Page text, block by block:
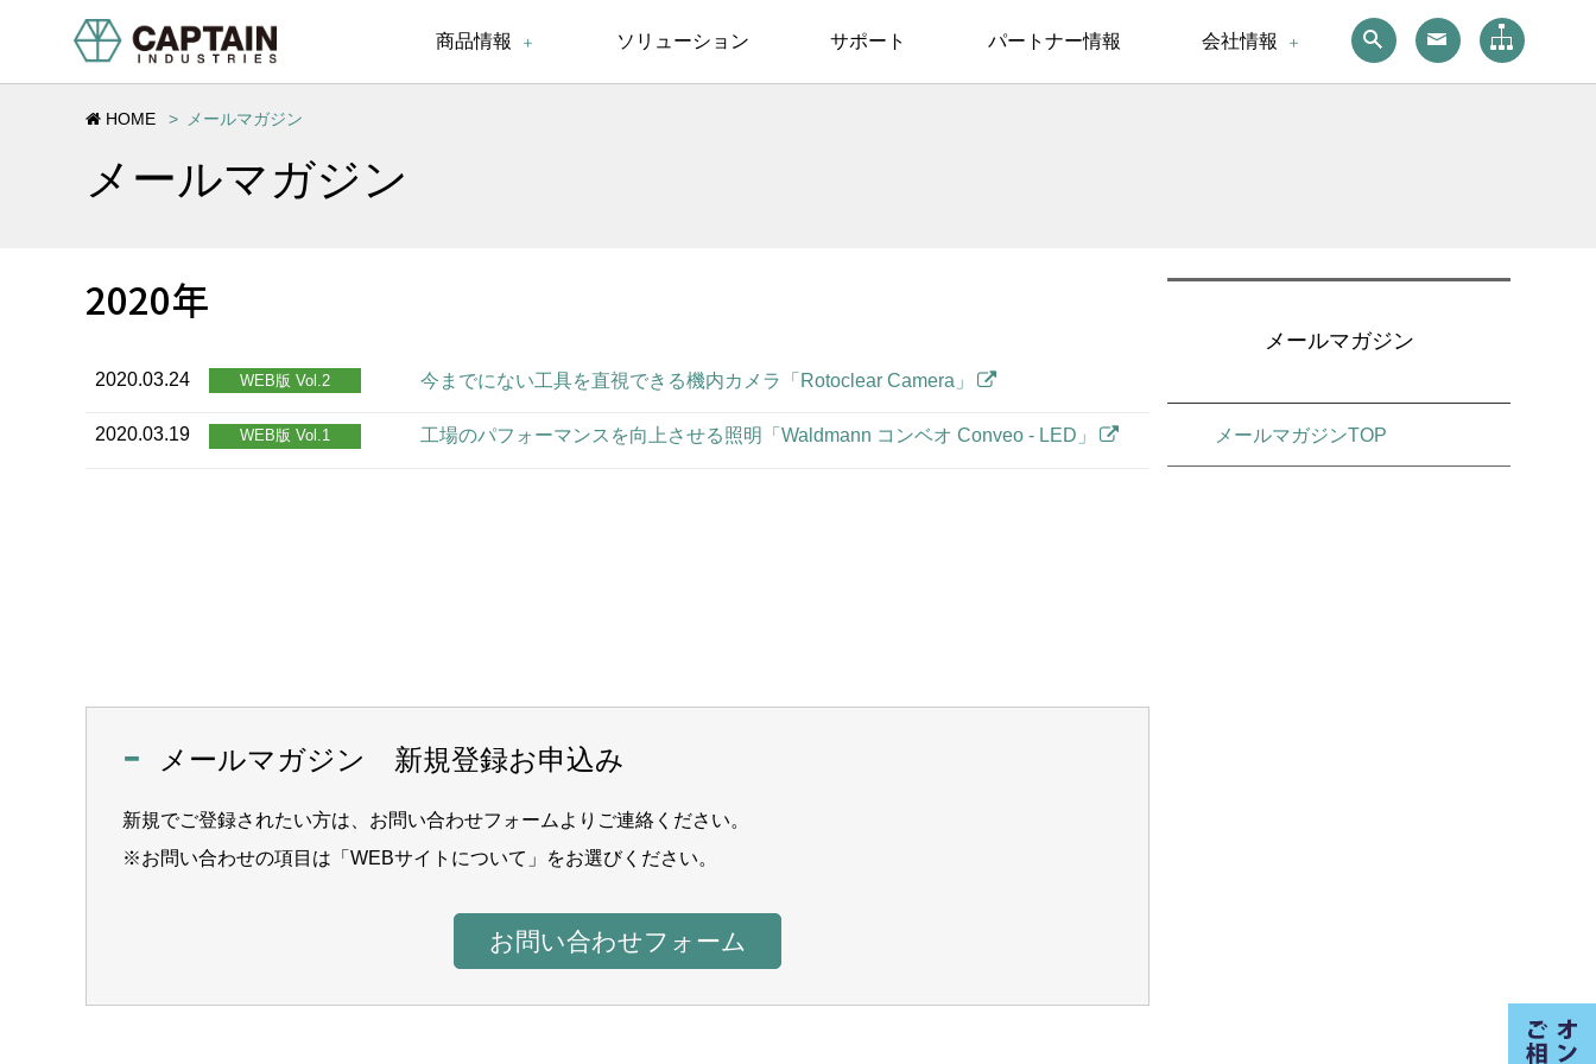
商品情報 ソリューション サポート パートナー情報 会社情報
HOME メールマガジン
メールマガジン
2020年
2020.03.24 WEB版 Vol.2 今までにない工具を直視できる機内カメラ「Rotoclear Camera」
2020.03.19 WEB版 Vol.1 工場のパフォーマンスを向上させる照明「Waldmann コンベオ Conveo - LED」
メールマガジン 新規登録お申込み
新規でご登録されたい方は、お問い合わせフォームよりご連絡ください。
※お問い合わせの項目は「WEBサイトについて」をお選びください。
お問い合わせフォーム
メールマガジン
メールマガジンTOP